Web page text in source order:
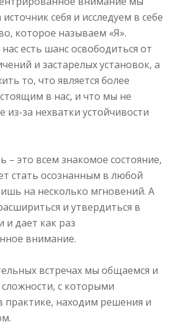
себя и исследуем в себе
которое называем «Я».⠀
есть шанс освободиться от
и застарелых установок, а
то, что является более
в нас, и что мы не
из-за нехватки устойчивости
– это всем знакомое состояние,
стать осознанным в любой
на несколько мгновений. А
и утвердиться в
и дает как раз
внимание.⠀
встречах мы общаемся и
с которыми
практике, находим решения и